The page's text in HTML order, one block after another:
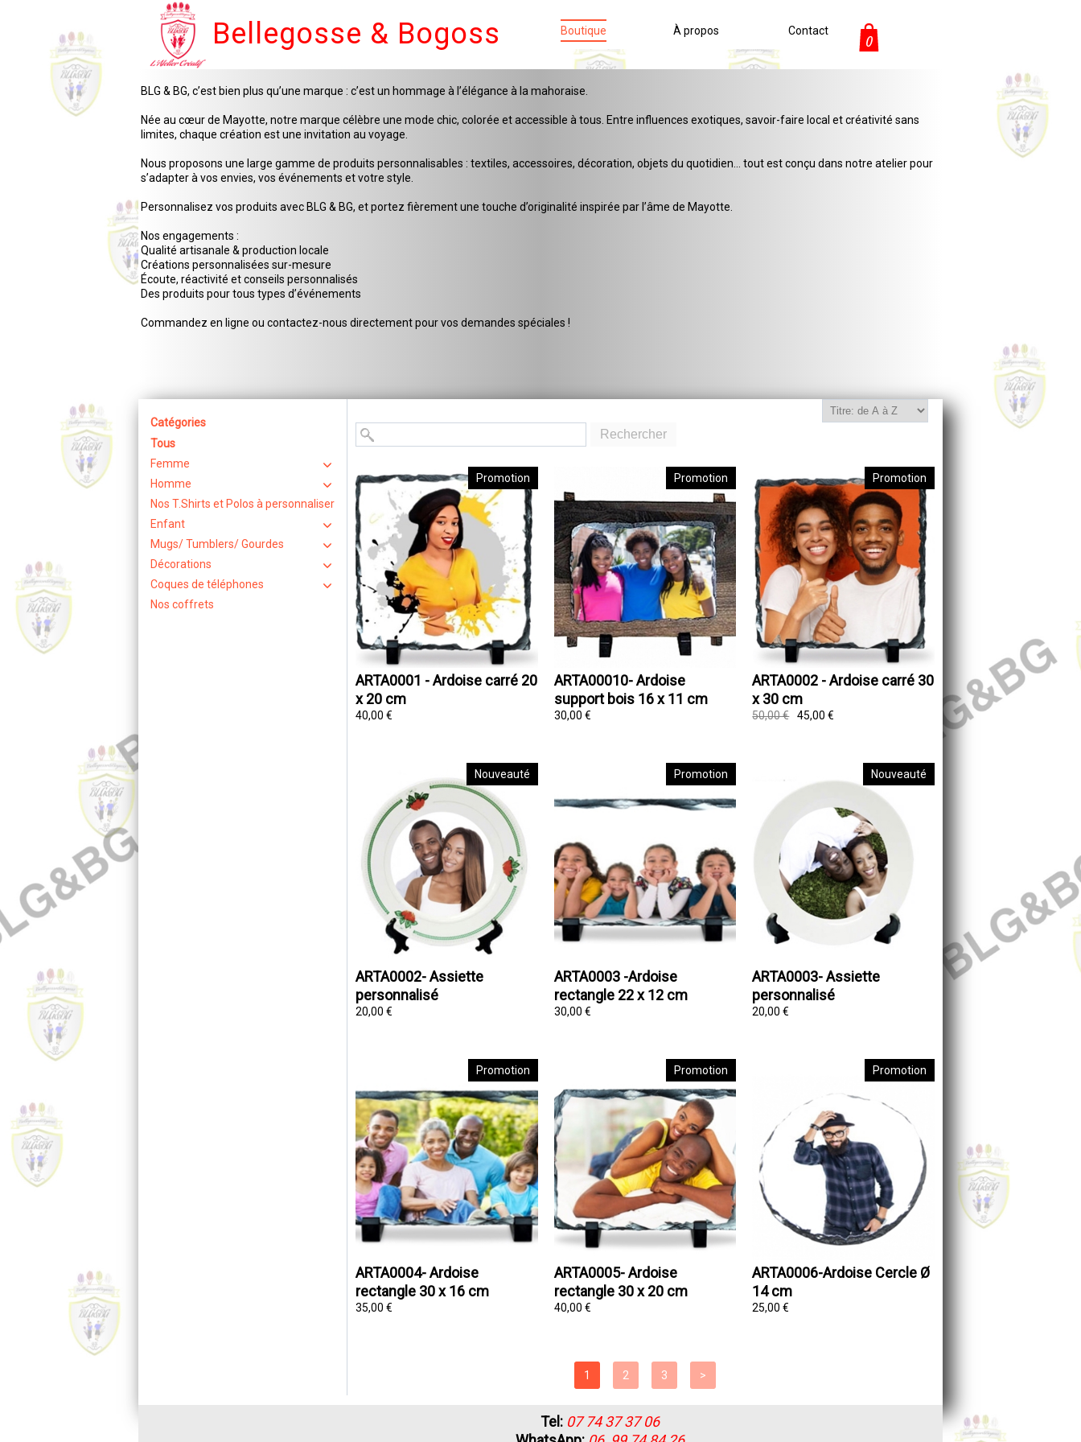
0
Bellegosse & Bogoss Boutique À propos Contact
BLG & BG, c’est bien plus qu’une marque : c’est un hommage à l’élégance à la mahoraise.
Née au cœur de Mayotte, notre marque célèbre une mode chic, colorée et accessible à tous. Entre influences exotiques, savoir-faire local et créativité sans
limites, chaque création est une invitation au voyage.
Nous proposons une large gamme de produits personnalisables : textiles, accessoires, décoration, objets du quotidien… tout est conçu dans notre atelier pour
s’adapter à vos envies, vos événements et votre style.
Personnalisez vos produits avec BLG & BG, et portez fièrement une touche d’originalité inspirée par l’âme de Mayotte.
Nos engagements :
Qualité artisanale & production locale
Créations personnalisées sur-mesure
Écoute, réactivité et conseils personnalisés
Des produits pour tous types d’événements
Commandez en ligne ou contactez-nous directement pour vos demandes spéciales !
Catégories
Tous
Femme
Homme
Nos T.Shirts et Polos à personnaliser
Enfant
Mugs/ Tumblers/ Gourdes
Décorations
Coques de téléphones
Nos coffrets
Rechercher
Promotion
ARTA0001 - Ardoise carré 20
x 20 cm
40,00 €
Promotion
ARTA00010- Ardoise
support bois 16 x 11 cm
30,00 €
Promotion
ARTA0002 - Ardoise carré 30
x 30 cm
50,00 € 45,00 €
Nouveauté
ARTA0002- Assiette
personnalisé
20,00 €
Promotion
ARTA0003 -Ardoise
rectangle 22 x 12 cm
30,00 €
Nouveauté
ARTA0003- Assiette
personnalisé
20,00 €
Promotion
ARTA0004- Ardoise
rectangle 30 x 16 cm
35,00 €
Promotion
ARTA0005- Ardoise
rectangle 30 x 20 cm
40,00 €
Promotion
ARTA0006-Ardoise Cercle Ø
14 cm
25,00 €
Tel: 07 74 37 37 06